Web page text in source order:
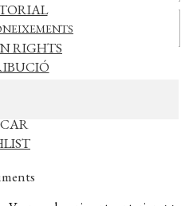
RIGHTS